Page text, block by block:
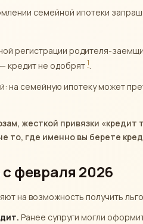
семейной ипотеки
регистрации родителя-
кредит не одобрят 1.
на семейную ипотеку может
жесткой привязки
то, где именно вы берете
февраля 2026
на возможность получить
Ранее супруги могли